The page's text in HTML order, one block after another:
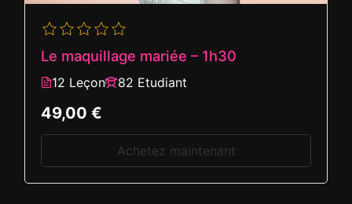
Le maquillage mariée – 1h30
12 Leçon 82 Etudiant
49,00 €
Achetez maintenant